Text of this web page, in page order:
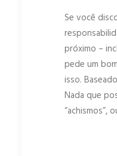
Se você
próximo –
pede um
isso.
Nada que
“achismos”,